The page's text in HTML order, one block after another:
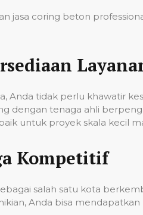
jasa coring beton
Anda tidak perlu khawatir
dengan tenaga ahli
untuk proyek skala kecil
Kompetitif
salah satu kota
Anda bisa